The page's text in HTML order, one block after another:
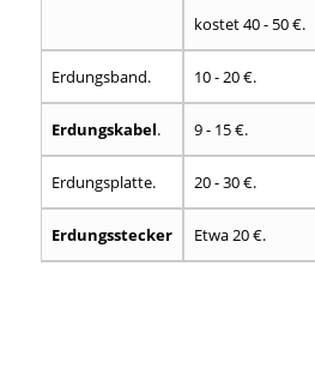
kostet 40 - 50 €.
Erdungsband. 10 - 20 €.
Erdungskabel. 9 - 15 €.
Erdungsplatte. 20 - 30 €.
Erdungsstecker Etwa 20 €.